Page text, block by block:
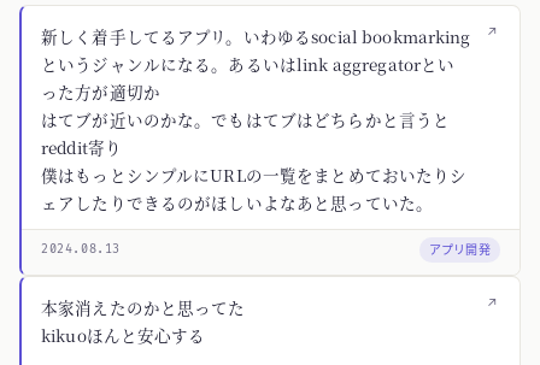
↗
新しく着手してるアプリ。いわゆるsocial bookmarking
というジャンルになる。あるいはlink aggregatorとい
った方が適切か
はてブが近いのかな。でもはてブはどちらかと言うと
reddit寄り
僕はもっとシンプルにURLの一覧をまとめておいたりシ
ェアしたりできるのがほしいよなあと思っていた。
2024.08.13 アプリ開発
↗
本家消えたのかと思ってた
kikuoほんと安心する